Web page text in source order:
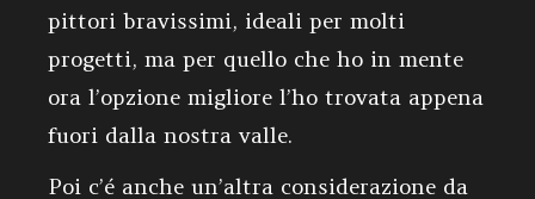
pittori bravissimi, ideali per molti
progetti, ma per quello che ho in mente
ora l’opzione migliore l’ho trovata appena
fuori dalla nostra valle.
Poi c’é anche un’altra considerazione da